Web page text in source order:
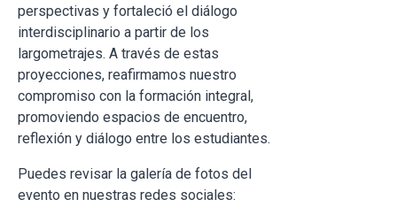
perspectivas y fortaleció el diálogo
interdisciplinario a partir de los
largometrajes. A través de estas
proyecciones, reafirmamos nuestro
compromiso con la formación integral,
promoviendo espacios de encuentro,
reflexión y diálogo entre los estudiantes.
Puedes revisar la galería de fotos del
evento en nuestras redes sociales: